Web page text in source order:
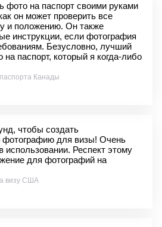
фото на паспорт своими руками
он может проверить все
и положению. Он также
инструкции, если фотография
Безусловно, лучший
паспорт, который я когда-либо
Канады
чтобы создать
фотографию для визы! Очень
использовании. Респект этому
для фотографий на
визу США